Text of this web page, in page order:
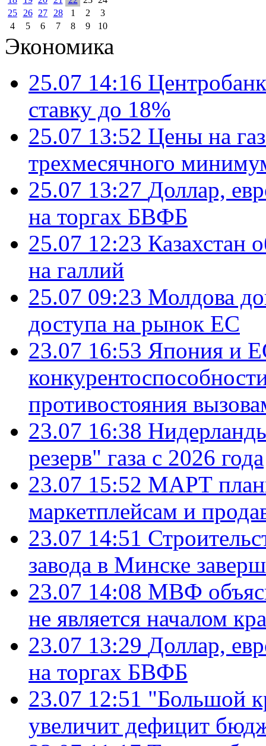
25
26 27 28 1 2
3
4
5 6 7 8 9 10
Экономика
25.07 14:16
ставку до 18%
25.07 13:52 Цены на
трехмесячного
25.07 13:27 Доллар,
на торгах БВФБ
25.07 12:23 Казахстан
на галлий
25.07 09:23 Молдова
доступа на рынок ЕС
23.07 16:53 Япония и
противостояния
23.07 16:38
резерв" газа с 2026 года
23.07 15:52 МАРТ
маркетплейсам и
23.07 14:51
завода в Минске
23.07 14:08 МВФ
не является началом
23.07 13:29 Доллар,
на торгах БВФБ
23.07 12:51 "Большой
увеличит дефицит